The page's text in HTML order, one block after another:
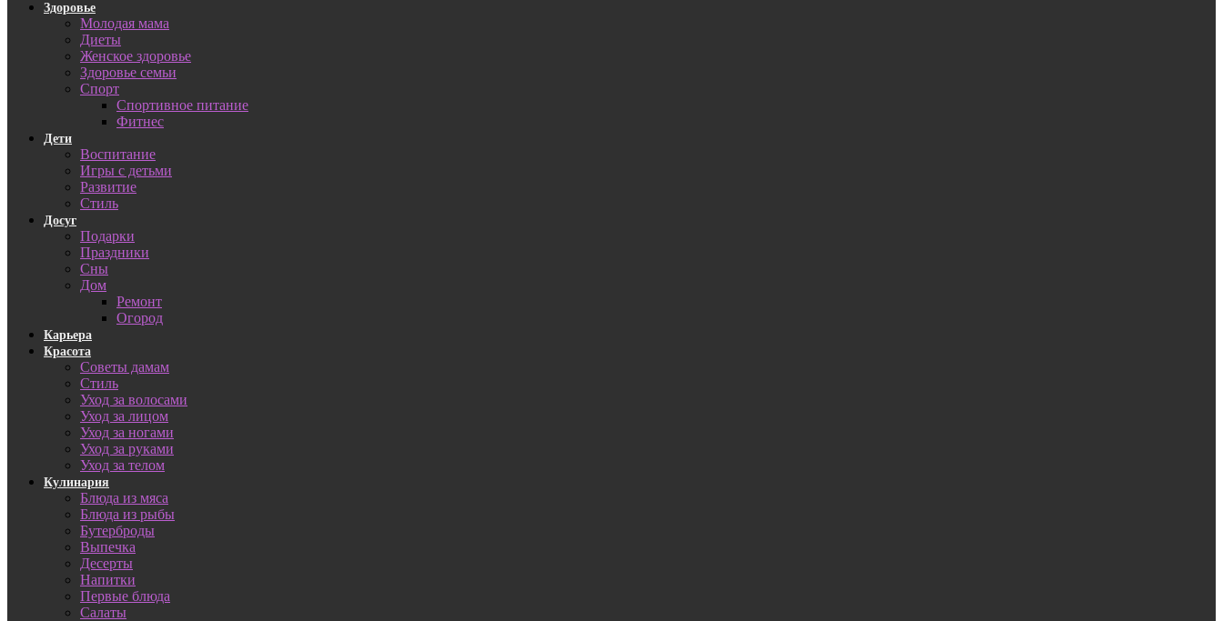
Здоровье
Молодая мама
Диеты
Женское здоровье
Здоровье семьи
Спорт
Спортивное питание
Фитнес
Дети
Воспитание
Игры с детьми
Развитие
Стиль
Досуг
Подарки
Праздники
Сны
Дом
Ремонт
Огород
Карьера
Красота
Советы дамам
Стиль
Уход за волосами
Уход за лицом
Уход за ногами
Уход за руками
Уход за телом
Кулинария
Блюда из мяса
Блюда из рыбы
Бутерброды
Выпечка
Десерты
Напитки
Первые блюда
Салаты